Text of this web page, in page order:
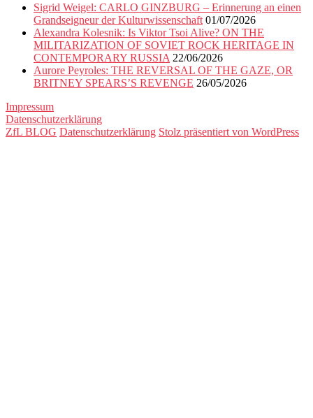
Sigrid Weigel: CARLO GINZBURG – Erinnerung an einen
Grandseigneur der Kulturwissenschaft 01/07/2026
Alexandra Kolesnik: Is Viktor Tsoi Alive? ON THE
MILITARIZATION OF SOVIET ROCK HERITAGE IN
CONTEMPORARY RUSSIA 22/06/2026
Aurore Peyroles: THE REVERSAL OF THE GAZE, OR
BRITNEY SPEARS’S REVENGE 26/05/2026
Impressum
Datenschutzerklärung
ZfL BLOG Datenschutzerklärung Stolz präsentiert von WordPress